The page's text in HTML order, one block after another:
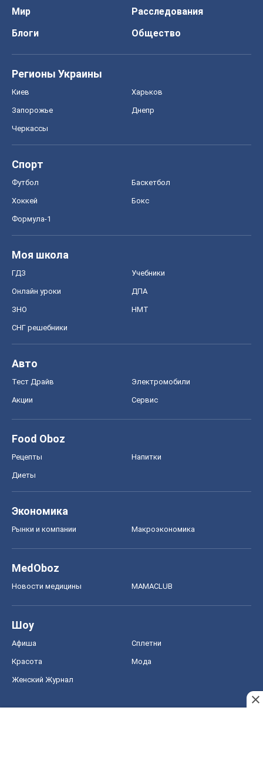
Мир
Расследования
Блоги
Общество
Регионы Украины
Киев Харьков
Запорожье Днепр
Черкассы
Спорт
Футбол Баскетбол
Хоккей Бокс
Формула-1
Моя школа
ГДЗ Учебники
Онлайн уроки ДПА
ЗНО НМТ
СНГ решебники
Авто
Тест Драйв Электромобили
Акции Сервис
Food Oboz
Рецепты Напитки
Диеты
Экономика
Рынки и компании Mакроэкономика
MedOboz
Новости медицины MAMACLUB
Шоу
Афиша Сплетни
Красота Мода
Женский Журнал